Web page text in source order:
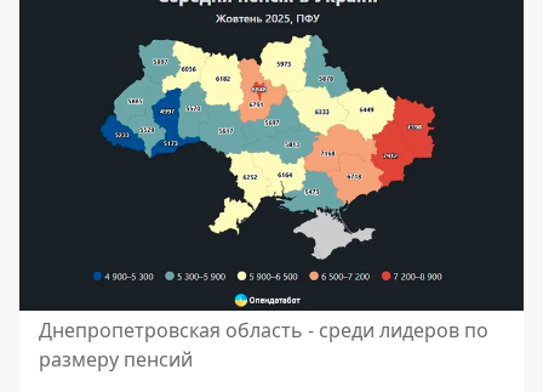
Днепропетровская область - среди лидеров по
размеру пенсий